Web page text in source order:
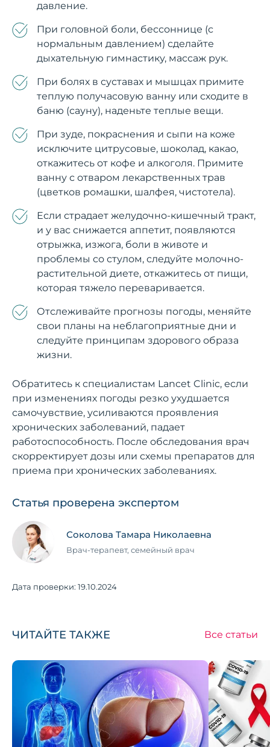
давление.
При головной боли, бессоннице (с
нормальным давлением) сделайте
дыхательную гимнастику, массаж рук.
При болях в суставах и мышцах примите
теплую получасовую ванну или сходите в
баню (сауну), наденьте теплые вещи.
При зуде, покраснения и сыпи на коже
исключите цитрусовые, шоколад, какао,
откажитесь от кофе и алкоголя. Примите
ванну с отваром лекарственных трав
(цветков ромашки, шалфея, чистотела).
Если страдает желудочно-кишечный тракт,
и у вас снижается аппетит, появляются
отрыжка, изжога, боли в животе и
проблемы со стулом, следуйте молочно-
растительной диете, откажитесь от пищи,
которая тяжело переваривается.
Отслеживайте прогнозы погоды, меняйте
свои планы на неблагоприятные дни и
следуйте принципам здорового образа
жизни.
Обратитесь к специалистам Lancet Clinic, если
при изменениях погоды резко ухудшается
самочувствие, усиливаются проявления
хронических заболеваний, падает
работоспособность. После обследования врач
скорректирует дозы или схемы препаратов для
приема при хронических заболеваниях.
Статья проверена экспертом
Соколова Тамара Николаевна
Врач-терапевт, семейный врач
Дата проверки: 19.10.2024
ЧИТАЙТЕ ТАКЖЕ Все статьи